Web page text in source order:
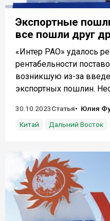
Экспортные
все пошли друг
«Интер РАО» удалось
рентабельности
возникшую из-за
экспортных пошлин.
30.10.2023Статья
Юлия
Китай
Дальний Восток